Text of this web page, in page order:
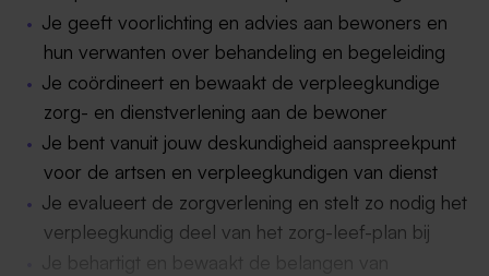
Je geeft voorlichting en advies aan bewoners en
hun verwanten over behandeling en begeleiding
Je coördineert en bewaakt de verpleegkundige
zorg- en dienstverlening aan de bewoner
Je bent vanuit jouw deskundigheid aanspreekpunt
voor de artsen en verpleegkundigen van dienst
Je evalueert de zorgverlening en stelt zo nodig het
verpleegkundig deel van het zorg-leef-plan bij
Je behartigt en bewaakt de belangen van